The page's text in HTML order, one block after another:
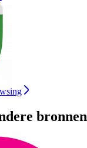
bronnen